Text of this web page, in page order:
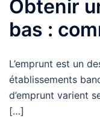
Obtenir
bas :
L’emprunt est un
établissements
d’emprunt varient
[…]